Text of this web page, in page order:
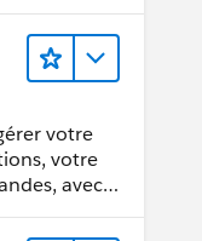
votre
votre
avec